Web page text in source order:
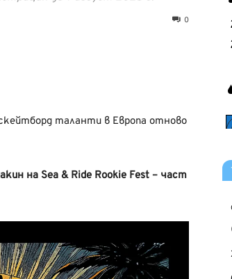
0
таланти в Европа отново
на Sea & Ride Rookie Fest – част